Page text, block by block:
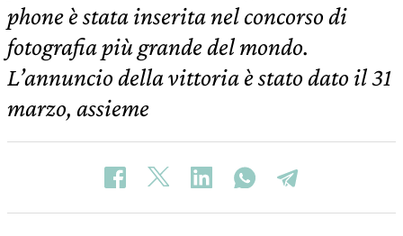
phone è stata inserita nel concorso di
fotografia più grande del mondo.
L’annuncio della vittoria è stato dato il 31
marzo, assieme